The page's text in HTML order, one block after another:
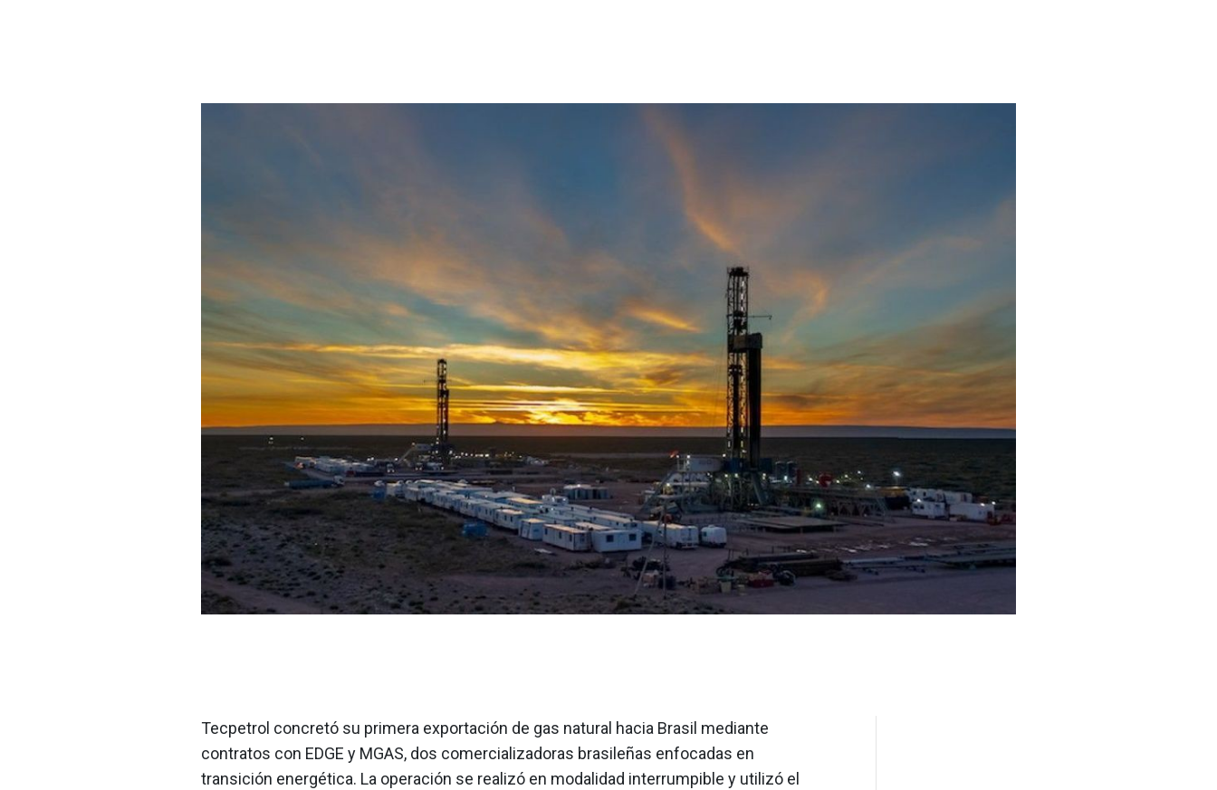
Tecpetrol concretó su primera exportación de gas natural hacia Brasil mediante
contratos con EDGE y MGAS, dos comercializadoras brasileñas enfocadas en
transición energética. La operación se realizó en modalidad interrumpible y utilizó el